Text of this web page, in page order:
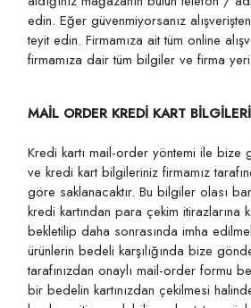
edin. Eğer güvenmiyorsanız
teyit edin. Firmamıza ait tüm online
firmamıza dair tüm bilgiler ve firma
MAİL ORDER KREDİ KART
Kredi kartı mail-order yöntemi ile bize
ve kredi kart bilgileriniz firmamız
göre saklanacaktır. Bu bilgiler olası
kredi kartından para çekim itirazlarına
bekletilip daha sonrasında imha
ürünlerin bedeli karşılığında bize
tarafınızdan onaylı mail-order formu
bir bedelin kartınızdan çekilmesi